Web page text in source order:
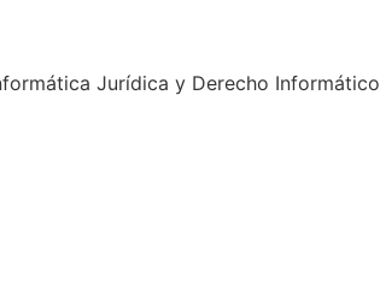
Jurídica y Derecho Informático